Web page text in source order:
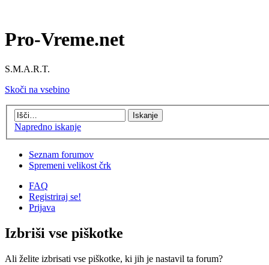
Pro-Vreme.net
S.M.A.R.T.
Skoči na vsebino
Napredno iskanje
Seznam forumov
Spremeni velikost črk
FAQ
Registriraj se!
Prijava
Izbriši vse piškotke
Ali želite izbrisati vse piškotke, ki jih je nastavil ta forum?